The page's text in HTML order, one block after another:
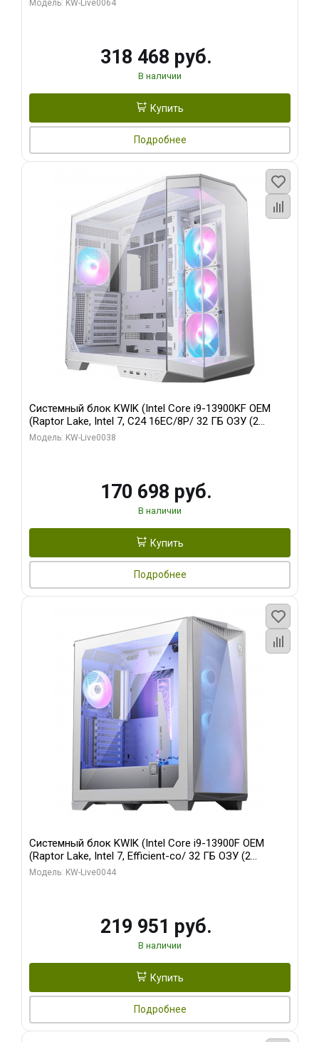
Модель: KW-Live0064
318 468 руб.
В наличии
Купить
Подробнее
Системный блок KWIK (Intel Core i9-13900KF OEM
(Raptor Lake, Intel 7, C24 16EC/8P/ 32 ГБ ОЗУ (2
модуля)/ Gigabyte RX9070XT GAMING OC 16GB GDDR6
Модель: KW-Live0038
170 698 руб.
В наличии
Купить
Подробнее
Системный блок KWIK (Intel Core i9-13900F OEM
(Raptor Lake, Intel 7, Efficient-co/ 32 ГБ ОЗУ (2
модуля)/ Gigabyte RTX5070Ti AERO OC 16GB GDDR7
Модель: KW-Live0044
219 951 руб.
В наличии
Купить
Подробнее